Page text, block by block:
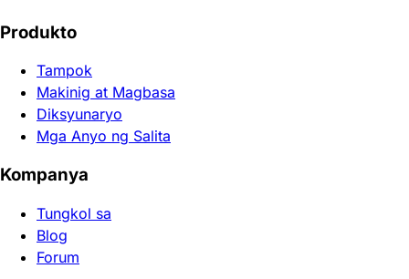
Produkto
Tampok
Makinig at Magbasa
Diksyunaryo
Mga Anyo ng Salita
Kompanya
Tungkol sa
Blog
Forum